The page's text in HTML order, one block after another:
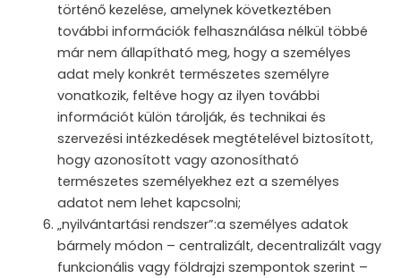
történő kezelése, amelynek következtében
további információk felhasználása nélkül többé
már nem állapítható meg, hogy a személyes
adat mely konkrét természetes személyre
vonatkozik, feltéve hogy az ilyen további
információt külön tárolják, és technikai és
szervezési intézkedések megtételével biztosított,
hogy azonosított vagy azonosítható
természetes személyekhez ezt a személyes
adatot nem lehet kapcsolni;
„nyilvántartási rendszer”:a személyes adatok
bármely módon – centralizált, decentralizált vagy
funkcionális vagy földrajzi szempontok szerint –